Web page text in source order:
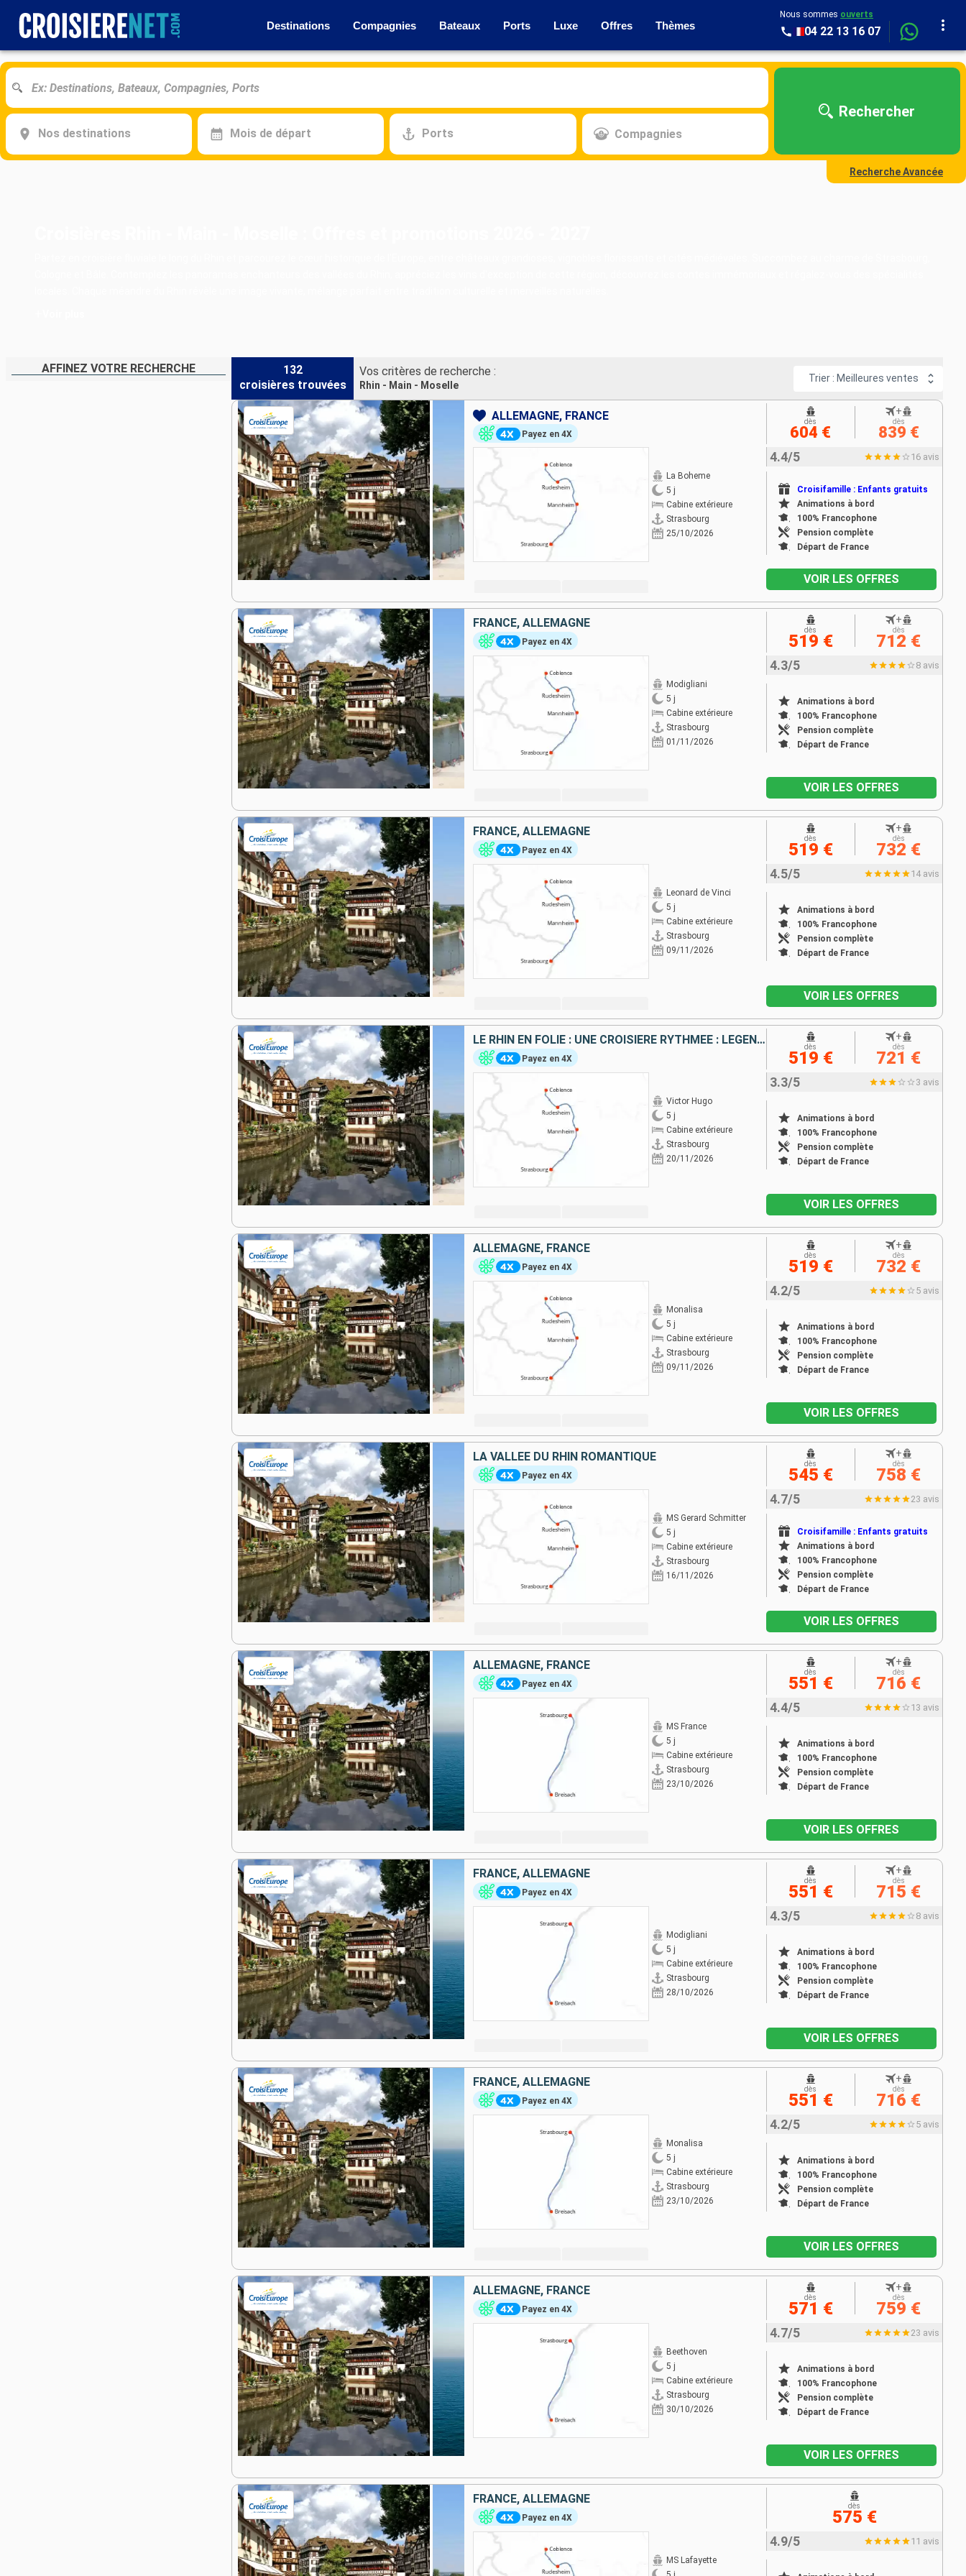
Destinations Compagnies Bateaux Ports Luxe Offres Thèmes
Nous sommes ouverts
04 22 13 16 07
Nos destinations Mois de départ Ports Compagnies
Rechercher
Recherche Avancée
AFFINEZ VOTRE RECHERCHE
132
croisières trouvées
Vos critères de recherche :
Rhin - Main - Moselle
Trier : Meilleures ventes
ALLEMAGNE, FRANCE
Payez en 4X
La Boheme
5 j
Cabine extérieure
Strasbourg
25/10/2026
4.4/5 16 avis
Croisifamille : Enfants gratuits
Animations à bord
100% Francophone
Pension complète
Départ de France
dès
604 €
+
dès
839 €
VOIR LES OFFRES
FRANCE, ALLEMAGNE
Payez en 4X
Modigliani
5 j
Cabine extérieure
Strasbourg
01/11/2026
4.3/5 8 avis
Animations à bord
100% Francophone
Pension complète
Départ de France
dès
519 €
+
dès
712 €
VOIR LES OFFRES
FRANCE, ALLEMAGNE
Payez en 4X
Leonard de Vinci
5 j
Cabine extérieure
Strasbourg
09/11/2026
4.5/5 14 avis
Animations à bord
100% Francophone
Pension complète
Départ de France
dès
519 €
+
dès
732 €
VOIR LES OFFRES
LE RHIN EN FOLIE : UNE CROISIÈRE RYTHMÉE : LÉGENDE, SAVEURS ET BONNE HUMEUR
Payez en 4X
Victor Hugo
5 j
Cabine extérieure
Strasbourg
20/11/2026
3.3/5 3 avis
Animations à bord
100% Francophone
Pension complète
Départ de France
dès
519 €
+
dès
721 €
VOIR LES OFFRES
ALLEMAGNE, FRANCE
Payez en 4X
Monalisa
5 j
Cabine extérieure
Strasbourg
09/11/2026
4.2/5 5 avis
Animations à bord
100% Francophone
Pension complète
Départ de France
dès
519 €
+
dès
732 €
VOIR LES OFFRES
LA VALLÉE DU RHIN ROMANTIQUE
Payez en 4X
MS Gerard Schmitter
5 j
Cabine extérieure
Strasbourg
16/11/2026
4.7/5 23 avis
Croisifamille : Enfants gratuits
Animations à bord
100% Francophone
Pension complète
Départ de France
dès
545 €
+
dès
758 €
VOIR LES OFFRES
ALLEMAGNE, FRANCE
Payez en 4X
MS France
5 j
Cabine extérieure
Strasbourg
23/10/2026
4.4/5 13 avis
Animations à bord
100% Francophone
Pension complète
Départ de France
dès
551 €
+
dès
716 €
VOIR LES OFFRES
FRANCE, ALLEMAGNE
Payez en 4X
Modigliani
5 j
Cabine extérieure
Strasbourg
28/10/2026
4.3/5 8 avis
Animations à bord
100% Francophone
Pension complète
Départ de France
dès
551 €
+
dès
715 €
VOIR LES OFFRES
FRANCE, ALLEMAGNE
Payez en 4X
Monalisa
5 j
Cabine extérieure
Strasbourg
23/10/2026
4.2/5 5 avis
Animations à bord
100% Francophone
Pension complète
Départ de France
dès
551 €
+
dès
716 €
VOIR LES OFFRES
ALLEMAGNE, FRANCE
Payez en 4X
Beethoven
5 j
Cabine extérieure
Strasbourg
30/10/2026
4.7/5 23 avis
Animations à bord
100% Francophone
Pension complète
Départ de France
dès
571 €
+
dès
759 €
VOIR LES OFFRES
FRANCE, ALLEMAGNE
Payez en 4X
MS Lafayette
4.9/5 11 avis
dès
575 €